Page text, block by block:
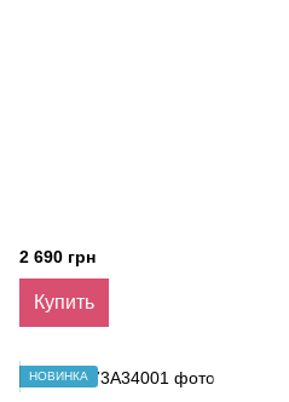
2 690 грн
Купить
НОВИНКА